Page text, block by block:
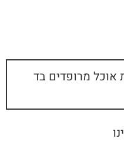
אוכל מרופדים בד